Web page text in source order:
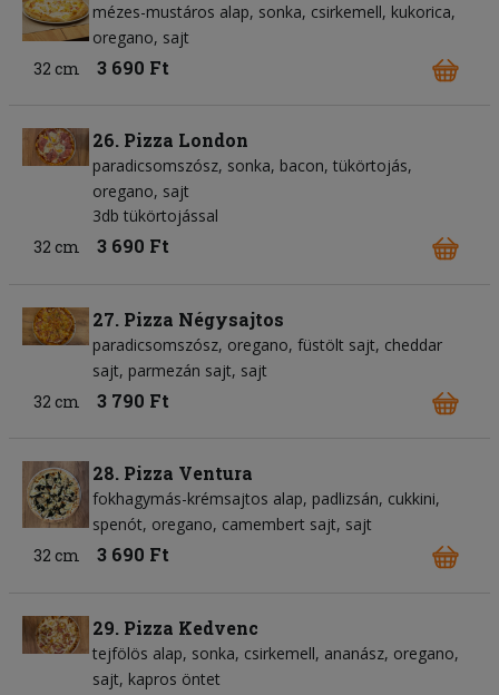
mézes-mustáros alap sonka csirkemell kukorica
oregano sajt
32 cm
3 690 Ft
26. Pizza London
paradicsomszósz sonka bacon tükörtojás
oregano sajt
3db tükörtojással
32 cm
3 690 Ft
27. Pizza Négysajtos
paradicsomszósz oregano füstölt sajt cheddar
sajt parmezán sajt sajt
32 cm
3 790 Ft
28. Pizza Ventura
fokhagymás-krémsajtos alap padlizsán cukkini
spenót oregano camembert sajt sajt
32 cm
3 690 Ft
29. Pizza Kedvenc
tejfölös alap sonka csirkemell ananász oregano
sajt kapros öntet